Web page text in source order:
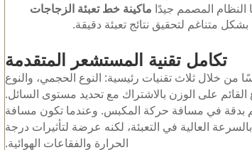
النظام المصمم جيدًا ماكينة خط تعبئة الزجاجات
متناغم لتحقيق نتائج تعبئة دقيقة.
تكامل تقنية المستشعر المتقدمة
من خلال ثلاث تقنيات رئيسية: النوع الحجمي، والنوع
القائم على الوزن بالاشتراك مع تحديد مستوى السائل.
بدقة في مسافة حركة المكبس. وعندما تكون مسافة
بالسرعة العالية في التعبئة، لكنه عرضة لتأثيرات درجة
الحرارة والفقاعات الهوائية.